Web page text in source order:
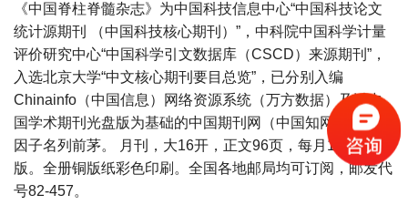
《中国脊柱脊髓杂志》为中国科技信息中心“中国科技论文
统计源期刊 （中国科技核心期刊）”，中科院中国科学计量
评价研究中心“中国科学引文数据库（CSCD）来源期刊”，
入选北京大学“中文核心期刊要目总览”，已分别入编
Chinainfo（中国信息）网络资源系统（万方数据）及以中
国学术期刊光盘版为基础的中国期刊网（中国知网），影响
因子名列前茅。 月刊，大16开，正文96页，每月10日出
版。全册铜版纸彩色印刷。全国各地邮局均可订阅，邮发代
号82-457。